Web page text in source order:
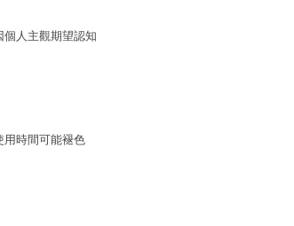
人主觀期望認知
用時間可能褪色